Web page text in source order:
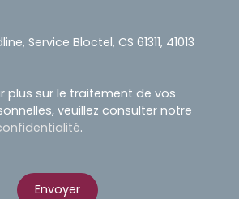
Service Bloctel, CS 61311, 41013
plus sur le traitement de vos
veuillez consulter notre
.
Envoyer